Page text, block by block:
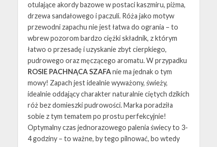
otulające akordy bazowe w postaci kaszmiru, piżma,
drzewa sandałowego i paczuli. Róża jako motyw
przewodni zapachu nie jest łatwa do ogrania – to
wbrew pozorom bardzo ciężki składnik, z którym
łatwo o przesadę i uzyskanie zbyt cierpkiego,
pudrowego oraz męczącego aromatu. W przypadku
ROSIE PACHNĄCA SZAFAnie ma jednak o tym
mowy! Zapach jest idealnie wyważony, świeży,
idealnie oddający charakter naturalnie ciętych dzikich
róż bez domieszki pudrowości. Marka poradziła
sobie z tym tematem po prostu perfekcyjnie!
Optymalny czas jednorazowego palenia świecy to 3-
4 godziny – to ważne, by tego pilnować, bo wtedy